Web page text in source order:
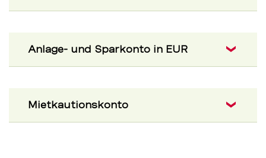
Anlage- und Sparkonto in EUR
Mietkautionskonto